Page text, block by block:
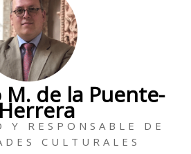
M. de la Puente-
Y RESPONSABLE DE
CULTURALES